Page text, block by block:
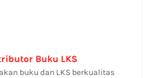
Buku LKS
buku dan LKS berkualitas